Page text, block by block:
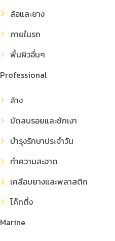
ล้อและยาง
ภายในรถ
พื้นผิวอื่นๆ
Professional
ล้าง
ขัดลบรอยและชักเงา
บำรุงรักษาประจำวัน
ทำความสะอาด
เคลือบยางและพลาสติก
โค๊ทติ้ง
Marine